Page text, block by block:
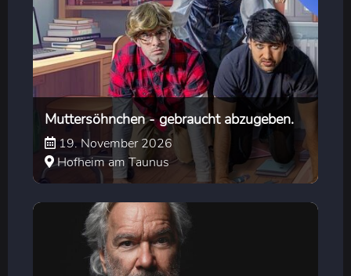
Muttersöhnchen - gebraucht abzugeben.
19. November 2026
Hofheim am Taunus